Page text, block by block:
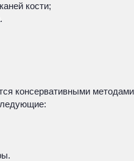
кости;
консервативными